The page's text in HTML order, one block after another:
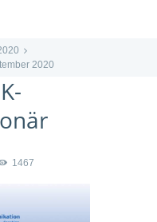
2020
1467